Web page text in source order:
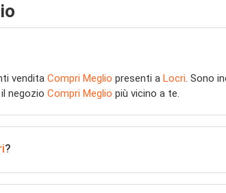
vendita Compri Meglio presenti a Locri. Sono
negozio Compri Meglio più vicino a te.
?